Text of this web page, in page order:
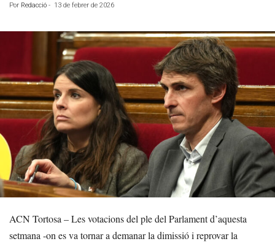
Por Redacció - 13 de febrer de 2026
ACN Tortosa – Les votacions del ple del Parlament d’aquesta
setmana -on es va tornar a demanar la dimissió i reprovar la